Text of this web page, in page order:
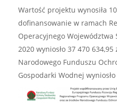
Wartość projektu wynosiła
dofinansowanie w ramach
Operacyjnego Województwa
2020 wyniosło 37 470 634,95
Narodowego Funduszu
Gospodarki Wodnej wyniosło